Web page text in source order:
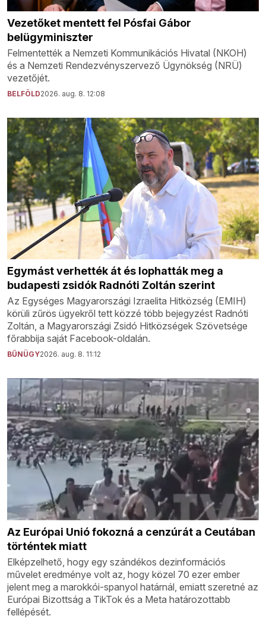
Vezetőket mentett fel Pósfai Gábor
belügyminiszter
Felmentették a Nemzeti Kommunikációs Hivatal (NKOH)
és a Nemzeti Rendezvényszervező Ügynökség (NRÜ)
vezetőjét.
BELFÖLD2026. aug. 8. 12:08
Egymást verhették át és lophatták meg a
budapesti zsidók Radnóti Zoltán szerint
Az Egységes Magyarországi Izraelita Hitközség (EMIH)
körüli zűrös ügyekről tett közzé több bejegyzést Radnóti
Zoltán, a Magyarországi Zsidó Hitközségek Szövetsége
főrabbija saját Facebook-oldalán.
BŰNÜGY2026. aug. 8. 11:12
Az Európai Unió fokozná a cenzúrát a Ceutában
történtek miatt
Elképzelhető, hogy egy szándékos dezinformációs
művelet eredménye volt az, hogy közel 70 ezer ember
jelent meg a marokkói-spanyol határnál, emiatt szeretné az
Európai Bizottság a TikTok és a Meta határozottabb
fellépését.